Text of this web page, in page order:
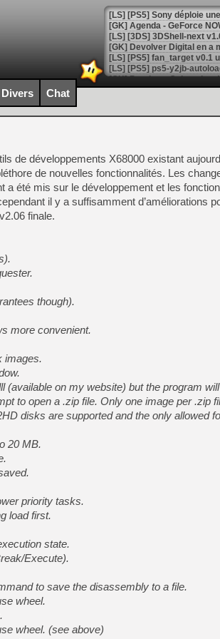
[GK] Agenda - GeForce
[GK] Devolver Digital en a
[LS] [PS5] ps5-y2jb-
[GK] Pourquoi Marvel
[GK] Test : Restory : Chill
[GK] GTA 6 : Rockstar
[GK] Hot Wheels Infinite
[GK] Mémoire cash -
[GK] Résultats Nintendo :
[GK] Déjà des
[Mo5] Brickboy cherche à
[GK] Minecraft et ses «
[GK] Beast of
[GK] Ubisoft : fin de partie
[GK] Mémoire cash -
[GK] Dan Houser (GTA)
[GK] Comment EA Sports
[GK] Crimson Moon : un
[GK] Isle of Reveries : le
[GK] Moonlighter 2 : The
[GK] Capcom relance
[Mo5] Deux inédits du
[GK] Le beat'em up The
[GK] Endless Legend 2 :
[LS] [PS5] Le WebKit
[GK] Oubliez Crazy Taxi,
[LS] [Switch] NSZ 5.0.0
[GK] No More Room in
Divers Chat
de développements X68000 existant
de nouvelles fonctionnalités. Les
a été mis sur le développement et les
il y a suffisamment d’améliorations
finale.
though).
more convenient.
images.
(available on my website) but the program
to open a .zip file. Only one image per .zip
disks are supported and the only allowed
20 MB.
priority tasks.
load first.
state.
Execute).
to save the disassembly to a file.
wheel.
wheel. (see above)